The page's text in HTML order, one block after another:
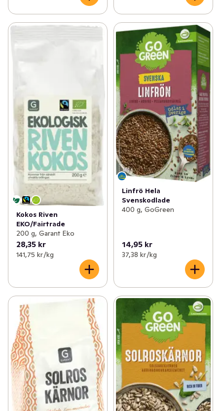
Kokos Riven
EKO/Fairtrade
200 g, Garant Eko
28,35 kr
141,75 kr /kg
Linfrö Hela
Svenskodlade
400 g, GoGreen
14,95 kr
37,38 kr /kg